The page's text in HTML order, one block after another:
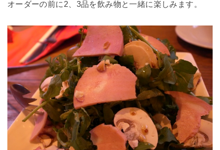
オーダーの前に2、3品を飲み物と一緒に楽しみます。